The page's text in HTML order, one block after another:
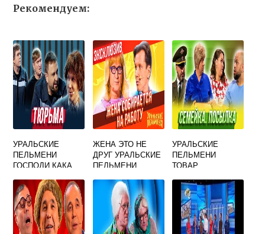
Рекомендуем:
УРАЛЬСКИЕ
ПЕЛЬМЕНИ
ГОСПОДИ КАКА
ЖЕНА ЭТО НЕ
ДРУГ УРАЛЬСКИЕ
ПЕЛЬМЕНИ
УРАЛЬСКИЕ
ПЕЛЬМЕНИ
ТОВАР